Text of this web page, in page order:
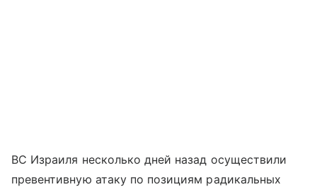
ВC Израиля несколько дней назад осуществили
превентивную атаку по позициям радикальных